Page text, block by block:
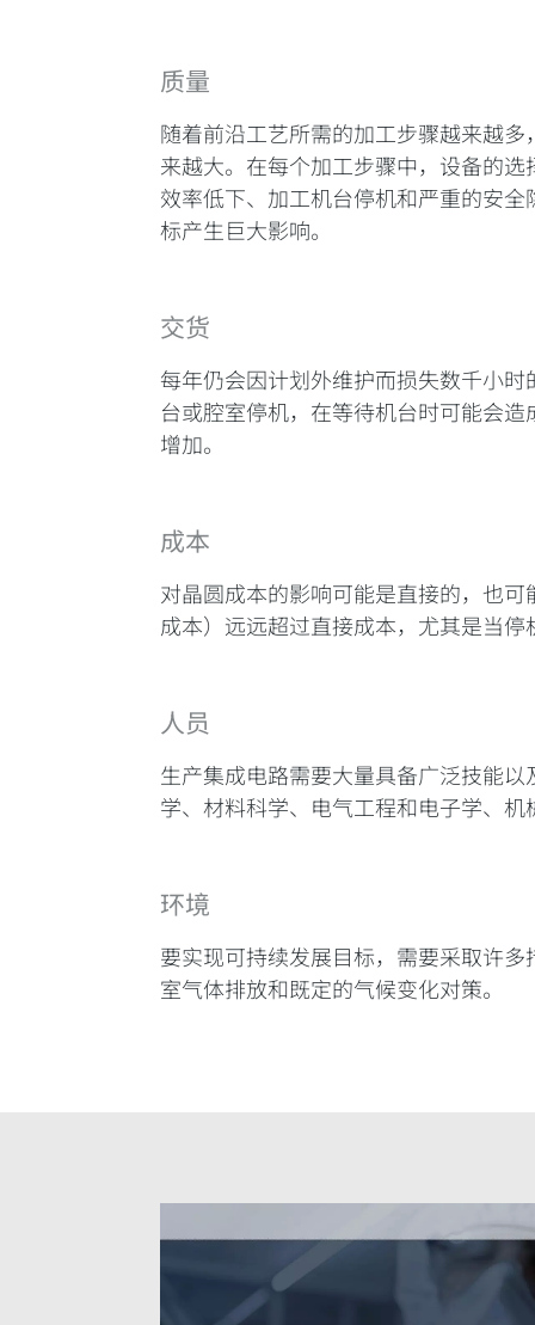
质量
随着前沿工艺所需的加工步骤越来越
来越大。在每个加工步骤中，设备的
效率低下、加工机台停机和严重的安
标产生巨大影响。
交货
每年仍会因计划外维护而损失数千小
台或腔室停机，在等待机台时可能会
增加。
成本
对晶圆成本的影响可能是直接的，也
成本）远远超过直接成本，尤其是当
人员
生产集成电路需要大量具备广泛技能
学、材料科学、电气工程和电子学、
环境
要实现可持续发展目标，需要采取许
室气体排放和既定的气候变化对策。